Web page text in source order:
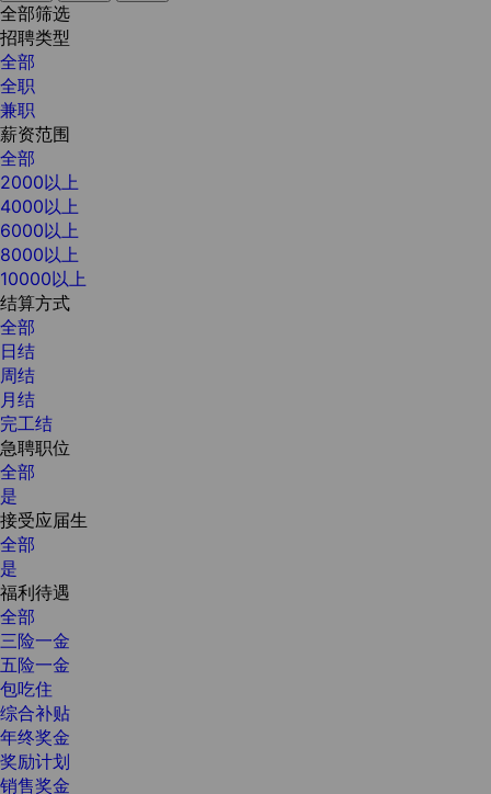
全部筛选
招聘类型
全部
全职
兼职
薪资范围
全部
2000以上
4000以上
6000以上
8000以上
10000以上
结算方式
全部
日结
周结
月结
完工结
急聘职位
全部
是
接受应届生
全部
是
福利待遇
全部
三险一金
五险一金
包吃住
综合补贴
年终奖金
奖励计划
销售奖金